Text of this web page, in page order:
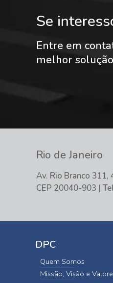
Se
Entre em
melhor
Rio de Janeiro
Av. Rio Branco 311,
CEP 20040-903 |
DPC
Quem Somos
Missão, Visão e